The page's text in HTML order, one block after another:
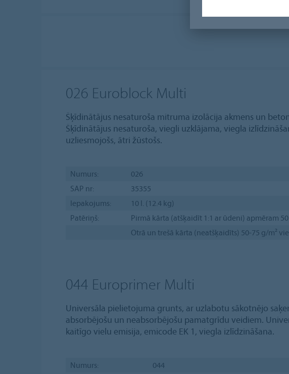
026 Euroblock Multi
Šķīdinātājus nesaturoša mitruma izolācija akmens un
Šķīdinātājus nesaturoša, viegli uzklājama, viegla
uzliesmojošs, ātri žūstošs.
Numurs:
026
SAP nr:
35355
Iepakojums:
10 l. (12.4 kg)
Patēriņš:
Pirmā kārta (atšķaidīt 1:1 ar ūdeni) apmēram 50
Otrā un trešā kārta (neatšķaidīts) 50-75 g/m²
044 Europrimer Multi
Universāla pielietojuma grunts, ar uzlabotu sākotnējo
absorbējošu un neabsorbējošu pamatgrīdu veidiem.
kaitīgo vielu emisija, emicode EK 1, viegla izlīdzināšana.
Numurs:
044